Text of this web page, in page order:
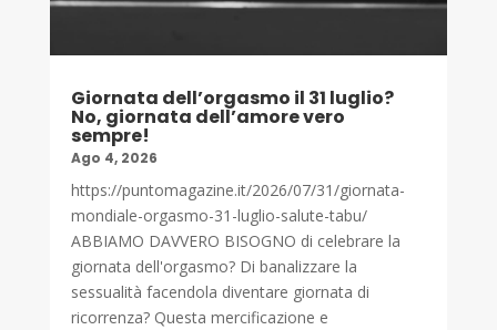
Giornata dell’orgasmo il 31 luglio?
No, giornata dell’amore vero
sempre!
Ago 4, 2026
https://puntomagazine.it/2026/07/31/giornata-
mondiale-orgasmo-31-luglio-salute-tabu/
ABBIAMO DAVVERO BISOGNO di celebrare la
giornata dell'orgasmo? Di banalizzare la
sessualità facendola diventare giornata di
ricorrenza? Questa mercificazione e